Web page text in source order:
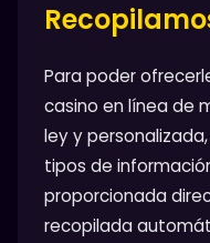
Para poder
casino en línea de
ley y
tipos de
proporcionada
recopilada